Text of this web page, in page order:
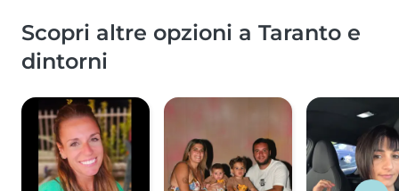
Scopri altre opzioni a Taranto e
dintorni